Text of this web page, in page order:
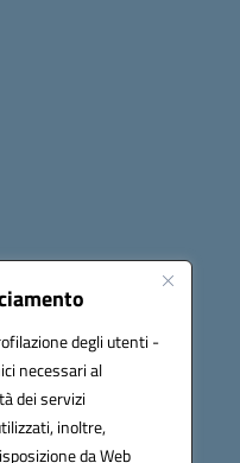
degli utenti -
necessari al
dei servizi
inoltre,
da Web